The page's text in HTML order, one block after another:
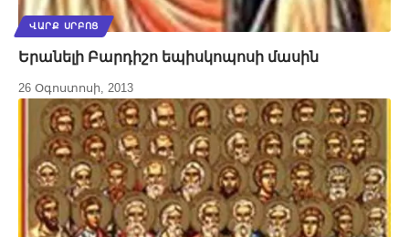
ՎԱՐՔ ՍՐԲՈՑ
Երանելի Բարդիշո եպիսկոպոսի մասին
26 Օգոստոսի, 2013